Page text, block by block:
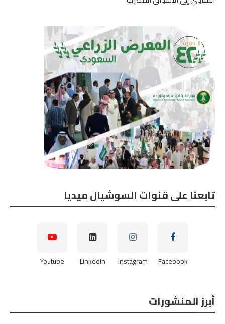
تابعنا على قنوات السوشيال ميديا
Facebook
Instagram
Linkedin
Youtube
أبرز المنشورات